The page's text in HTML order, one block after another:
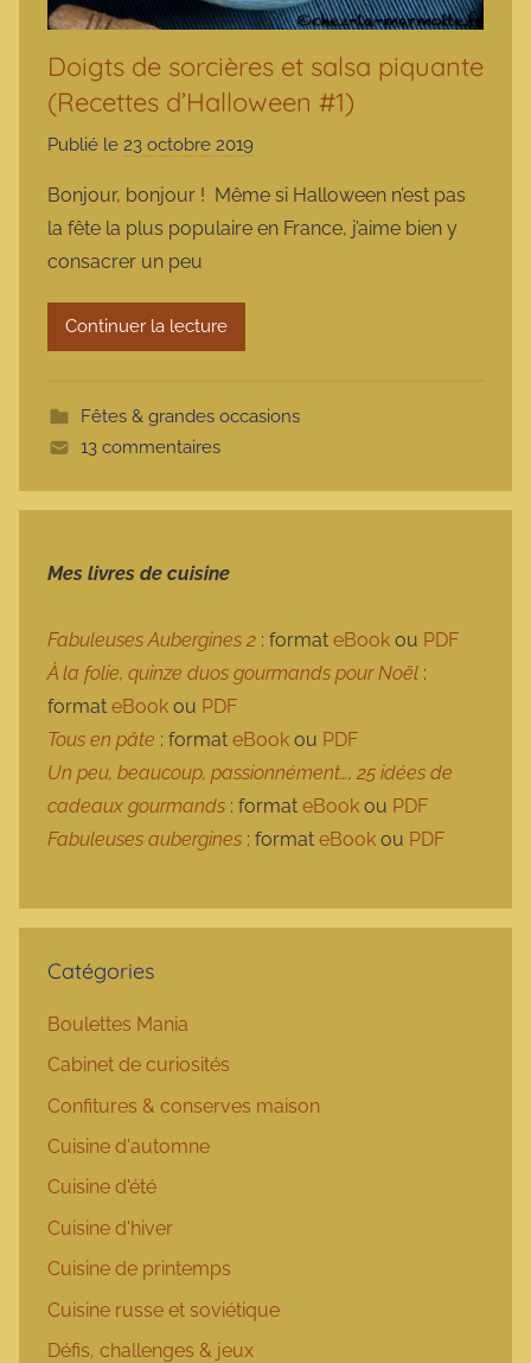
Doigts de sorcières et salsa piquante
(Recettes d’Halloween #1)
Publié le 23 octobre 2019
r
m
t
Bonjour, bonjour ! Même si Halloween n’est pas
la fête la plus populaire en France, j’aime bien y
consacrer un peu
Continuer la lecture
Fêtes & grandes occasions
13 commentaires
Mes livres de cuisine
Fabuleuses Aubergines 2 : format eBook ou PDF
À la folie, quinze duos gourmands pour Noël :
format eBook ou PDF
Tous en pâte : format eBook ou PDF
Un peu, beaucoup, passionnément…, 25 idées de
cadeaux gourmands : format eBook ou PDF
Fabuleuses aubergines : format eBook ou PDF
Catégories
Boulettes Mania
Cabinet de curiosités
Confitures & conserves maison
Cuisine d'automne
Cuisine d'été
Cuisine d'hiver
Cuisine de printemps
Cuisine russe et soviétique
Défis, challenges & jeux